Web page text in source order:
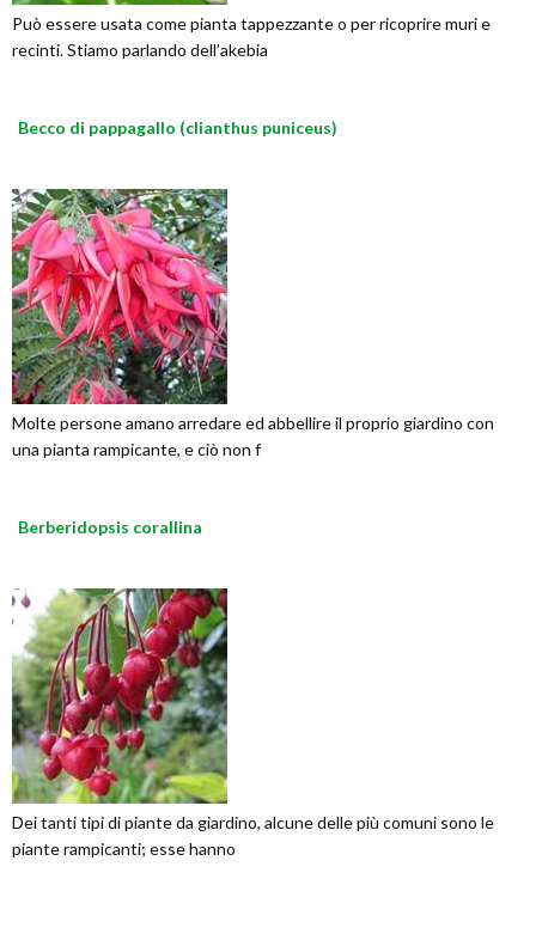
Può essere usata come pianta tappezzante o per ricoprire muri e
recinti. Stiamo parlando dell’akebia
Becco di pappagallo (clianthus puniceus)
Molte persone amano arredare ed abbellire il proprio giardino con
una pianta rampicante, e ciò non f
Berberidopsis corallina
Dei tanti tipi di piante da giardino, alcune delle più comuni sono le
piante rampicanti; esse hanno